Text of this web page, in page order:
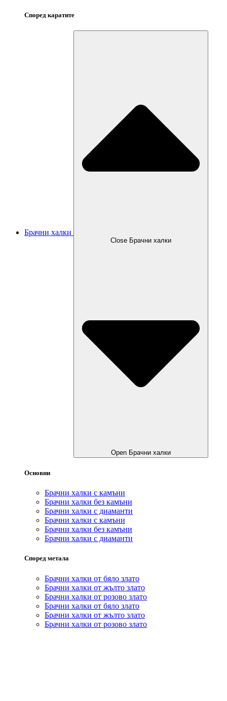
Според каратите
Брачни халки
Close Брачни халки
Open Брачни халки
Основни
Брачни халки с камъни
Брачни халки без камъни
Брачни халки с диаманти
Брачни халки с камъни
Брачни халки без камъни
Брачни халки с диаманти
Според метала
Брачни халки от бяло злато
Брачни халки от жълто злато
Брачни халки от розово злато
Брачни халки от бяло злато
Брачни халки от жълто злато
Брачни халки от розово злато